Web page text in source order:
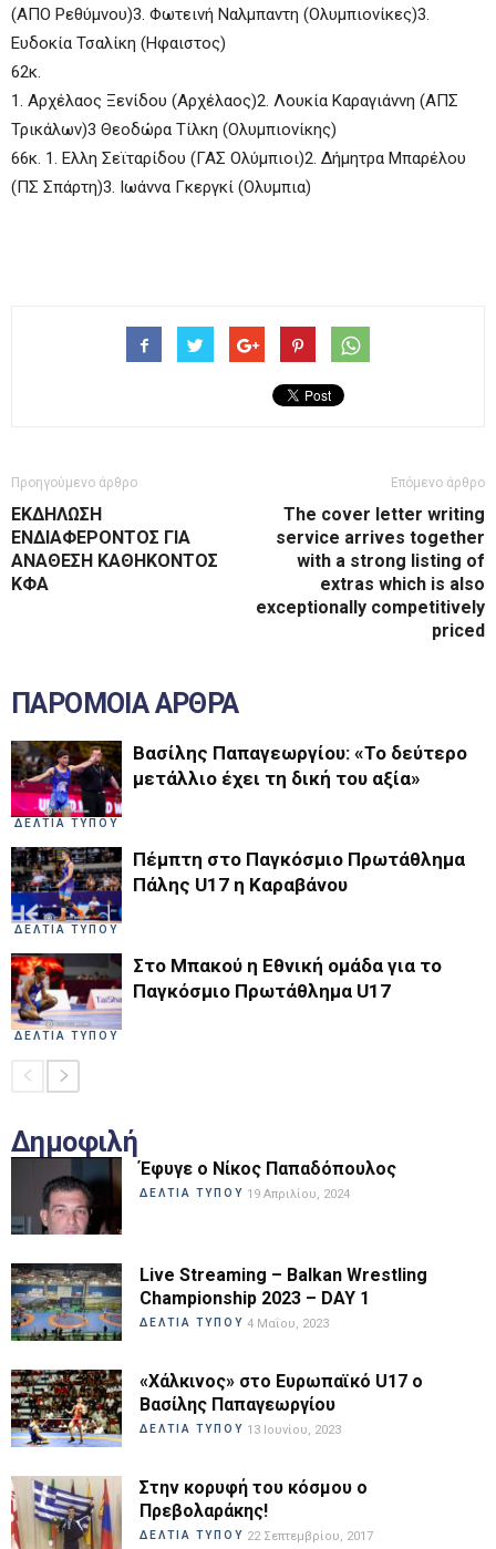
(ΑΠΟ Ρεθύμνου)3. Φωτεινή Ναλμπαντη (Ολυμπιονίκες)3.
Ευδοκία Τσαλίκη (Ηφαιστος)
62κ.
1. Αρχέλαος Ξενίδου (Αρχέλαος)2. Λουκία Καραγιάννη (ΑΠΣ
Τρικάλων)3 Θεοδώρα Τίλκη (Ολυμπιονίκης)
66κ. 1. Ελλη Σεϊταρίδου (ΓΑΣ Ολύμπιοι)2. Δήμητρα Μπαρέλου
(ΠΣ Σπάρτη)3. Ιωάννα Γκεργκί (Ολυμπια)
Προηγούμενο άρθρο
ΕΚΔΗΛΩΣΗ
ΕΝΔΙΑΦΕΡΟΝΤΟΣ ΓΙΑ
ΑΝΑΘΕΣΗ ΚΑΘΗΚΟΝΤΟΣ
ΚΦΑ
Επόμενο άρθρο
The cover letter writing
service arrives together
with a strong listing of
extras which is also
exceptionally competitively
priced
ΠΑΡΟΜΟΙΑ ΑΡΘΡΑ
ΔΕΛΤΙΑ ΤΥΠΟΥ
Βασίλης Παπαγεωργίου: «Το δεύτερο
μετάλλιο έχει τη δική του αξία»
ΔΕΛΤΙΑ ΤΥΠΟΥ
Πέμπτη στο Παγκόσμιο Πρωτάθλημα
Πάλης U17 η Καραβάνου
ΔΕΛΤΙΑ ΤΥΠΟΥ
Στο Μπακού η Εθνική ομάδα για το
Παγκόσμιο Πρωτάθλημα U17
Δημοφιλή
Έφυγε ο Νίκος Παπαδόπουλος
ΔΕΛΤΙΑ ΤΥΠΟΥ 19 Απριλίου, 2024
Live Streaming – Balkan Wrestling
Championship 2023 – DAY 1
ΔΕΛΤΙΑ ΤΥΠΟΥ 4 Μαΐου, 2023
«Χάλκινος» στο Ευρωπαϊκό U17 ο
Βασίλης Παπαγεωργίου
ΔΕΛΤΙΑ ΤΥΠΟΥ 13 Ιουνίου, 2023
Στην κορυφή του κόσμου ο
Πρεβολαράκης!
ΔΕΛΤΙΑ ΤΥΠΟΥ 22 Σεπτεμβρίου, 2017